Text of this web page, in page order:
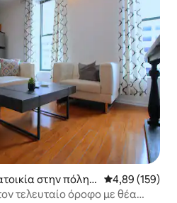
στην πόλη I
Μέση
4,89 (159)
τελευταίο όροφο με θέα